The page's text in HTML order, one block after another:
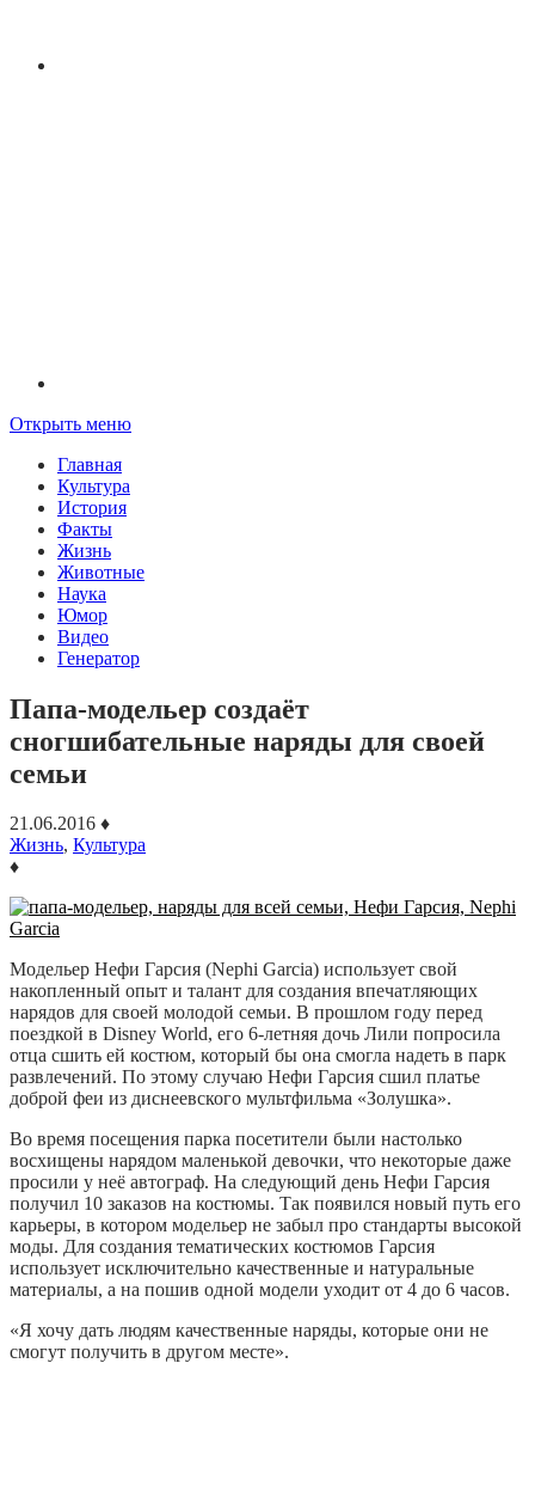
Открыть меню
Главная
Культура
История
Факты
Жизнь
Животные
Наука
Юмор
Видео
Генератор
Папа-модельер создаёт
сногшибательные наряды для своей
семьи
21.06.2016 ♦
Жизнь, Культура
♦
Модельер Нефи Гарсия (Nephi Garcia) использует свой
накопленный опыт и талант для создания впечатляющих
нарядов для своей молодой семьи. В прошлом году перед
поездкой в Disney World, его 6-летняя дочь Лили попросила
отца сшить ей костюм, который бы она смогла надеть в парк
развлечений. По этому случаю Нефи Гарсия сшил платье
доброй феи из диснеевского мультфильма «Золушка».
Во время посещения парка посетители были настолько
восхищены нарядом маленькой девочки, что некоторые даже
просили у неё автограф. На следующий день Нефи Гарсия
получил 10 заказов на костюмы. Так появился новый путь его
карьеры, в котором модельер не забыл про стандарты высокой
моды. Для создания тематических костюмов Гарсия
использует исключительно качественные и натуральные
материалы, а на пошив одной модели уходит от 4 до 6 часов.
«Я хочу дать людям качественные наряды, которые они не
смогут получить в другом месте».